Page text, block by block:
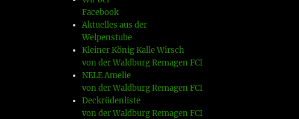
Facebook
Aktuelles aus der
Welpenstube
Kleiner König Kalle Wirsch
von der Waldburg Remagen FCI
NELE Amelie
von der Waldburg Remagen FCI
Deckrüdenliste
von der Waldburg Remagen FCI